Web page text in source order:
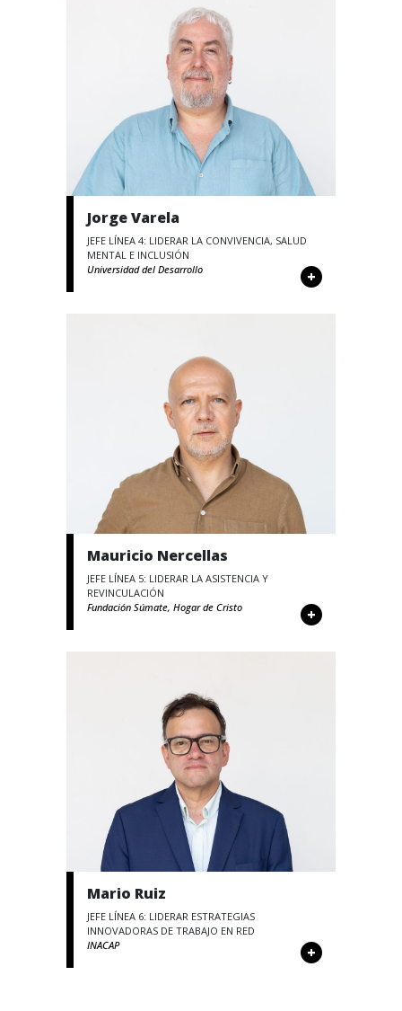
Jorge Varela
JEFE LÍNEA 4: LIDERAR LA CONVIVENCIA, SALUD
MENTAL E INCLUSIÓN
Universidad del Desarrollo
+
Mauricio Nercellas
JEFE LÍNEA 5: LIDERAR LA ASISTENCIA Y
REVINCULACIÓN
Fundación Súmate, Hogar de Cristo
+
Mario Ruiz
JEFE LÍNEA 6: LIDERAR ESTRATEGIAS
INNOVADORAS DE TRABAJO EN RED
INACAP
+